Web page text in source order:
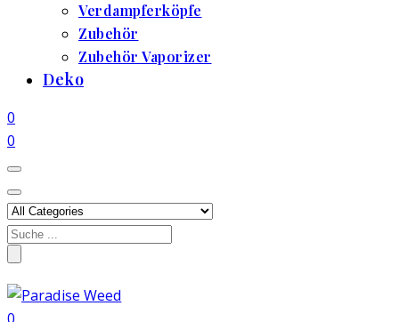
Verdampferköpfe
Zubehör
Zubehör Vaporizer
Deko
0
0
Search